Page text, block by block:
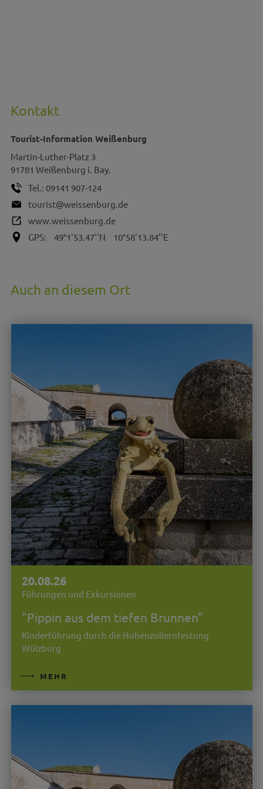
Kontakt
Tourist-Information Weißenburg
Martin-Luther-Platz 3
91781 Weißenburg i. Bay.
Tel.: 09141 907-124
tourist@weissenburg.de
www.weissenburg.de
GPS:
49°1'53.47''N 10°58'13.84''E
Auch an diesem Ort
20.08.26
Führungen und Exkursionen
"Pippin aus dem tiefen Brunnen"
Kinderführung durch die Hohenzollernfestung
Wülzburg
MEHR